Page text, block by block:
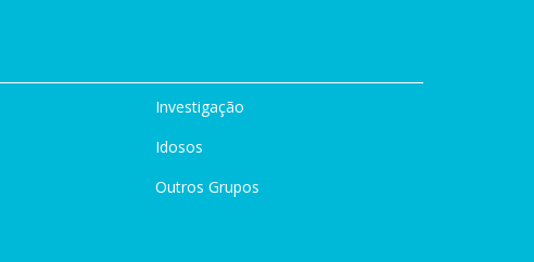
Investigação
Idosos
Outros Grupos